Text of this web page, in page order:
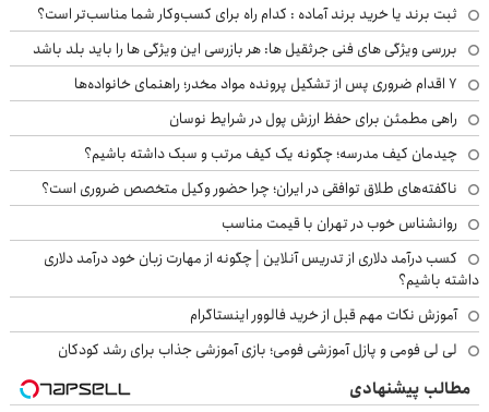
ثبت برند یا خرید برند آماده : کدام راه برای کسب‌وکار شما مناسب‌تر است؟
بررسی ویژگی های فنی جرثقیل ها: هر بازرسی این ویژگی ها را باید بلد باشد
۷ اقدام ضروری پس از تشکیل پرونده مواد مخدر؛ راهنمای خانواده‌ها
راهی مطمئن برای حفظ ارزش پول در شرایط نوسان
چیدمان کیف مدرسه؛ چگونه یک کیف مرتب و سبک داشته باشیم؟
ناگفته‌های طلاق توافقی در ایران؛ چرا حضور وکیل متخصص ضروری است؟
روانشناس خوب در تهران با قیمت مناسب
کسب درآمد دلاری از تدریس آنلاین | چگونه از مهارت زبان خود درآمد دلاری
داشته باشیم؟
آموزش نکات مهم قبل از خرید فالوور اینستاگرام
لی لی فومی و پازل آموزشی فومی؛ بازی آموزشی جذاب برای رشد کودکان
مطالب پیشنهادی